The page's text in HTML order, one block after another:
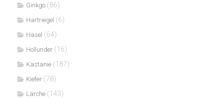
Ginkgo (86)
Hartriegel (6)
Hasel (64)
Hollunder (16)
Kastanie (187)
Kiefer (78)
Lärche (143)